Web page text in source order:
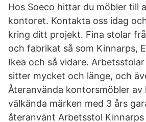
Hos Soeco hittar du möbler till
kontoret. Kontakta oss idag
kring ditt projekt. Fina stolar
och fabrikat så som Kinnarps,
Ikea och så vidare.
sitter mycket och länge, och
Återanvända kontorsmöbler
välkända märken med 3 års
återanvänt Arbetsstol